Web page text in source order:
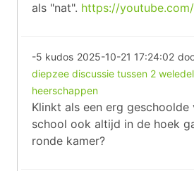
als "nat". https://
-5 kudos 2025-10-21 17:24:02
diepzee discussie tussen 2
heerschappen
Klinkt als een erg
school ook altijd in de hoek
ronde kamer?